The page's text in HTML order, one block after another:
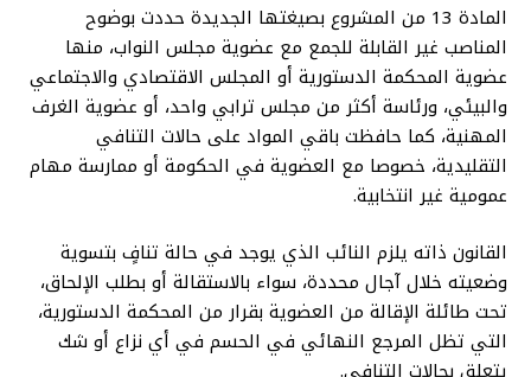
المادة 13 من المشروع بصيغتها الجديدة حددت بوضوح
المناصب غير القابلة للجمع مع عضوية مجلس النواب، منها
عضوية المحكمة الدستورية أو المجلس الاقتصادي والاجتماعي
والبيئي، ورئاسة أكثر من مجلس ترابي واحد، أو عضوية الغرف
المهنية، كما حافظت باقي المواد على حالات التنافي
التقليدية، خصوصا مع العضوية في الحكومة أو ممارسة مهام
عمومية غير انتخابية.
القانون ذاته يلزم النائب الذي يوجد في حالة تنافٍ بتسوية
وضعيته خلال آجال محددة، سواء بالاستقالة أو بطلب الإلحاق،
تحت طائلة الإقالة من العضوية بقرار من المحكمة الدستورية،
التي تظل المرجع النهائي في الحسم في أي نزاع أو شك